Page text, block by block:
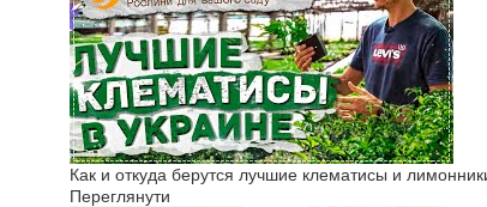
Как и откуда берутся лучшие клематисы и
Переглянути